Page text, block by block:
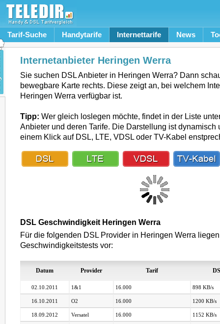
Tarif-Suche Handytarife Internettarife News
Internetanbieter Heringen Werra
Sie suchen DSL Anbieter in Heringen Werra? Dann
bewegbare Karte rechts. Diese zeigt an, bei welchem
Heringen Werra verfügbar ist.
Tipp: Wer gleich loslegen möchte, findet in der Liste
Anbieter und deren Tarife. Die Darstellung ist dynamisch
einem Klick auf DSL, LTE, VDSL oder TV-Kabel
DSL Geschwindigkeit Heringen Werra
Für die folgenden DSL Provider in Heringen Werra liegen
Geschwindigkeitstests vor:
Datum Provider Tarif
02.10.2011 1&1 16.000 898 KB/s
16.10.2011 O2 16.000 1200 KB/s
18.09.2012 Versatel 16.000 1152 KB/s